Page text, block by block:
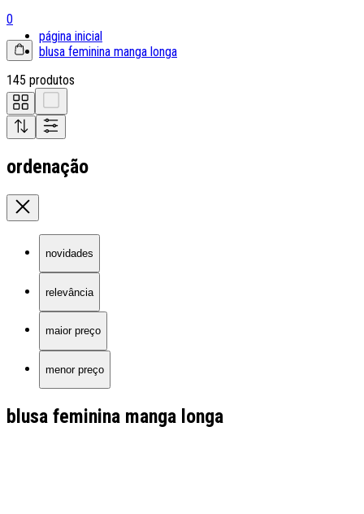
0
página inicial
blusa feminina manga longa
145 produtos
ordenação
novidades
relevância
maior preço
menor preço
blusa feminina manga longa